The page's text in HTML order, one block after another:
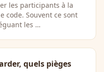
les participants à la
code. Souvent ce sont
les …
quels pièges